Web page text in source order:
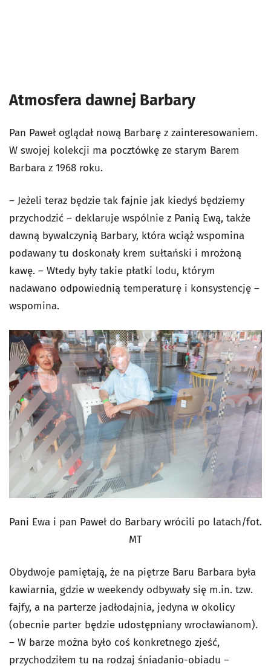
Atmosfera dawnej Barbary
Pan Paweł oglądał nową Barbarę z zainteresowaniem.
W swojej kolekcji ma pocztówkę ze starym Barem
Barbara z 1968 roku.
– Jeżeli teraz będzie tak fajnie jak kiedyś będziemy
przychodzić – deklaruje wspólnie z Panią Ewą, także
dawną bywalczynią Barbary, która wciąż wspomina
podawany tu doskonały krem sułtański i mrożoną
kawę. – Wtedy były takie płatki lodu, którym
nadawano odpowiednią temperaturę i konsystencję –
wspomina.
Pani Ewa i pan Paweł do Barbary wrócili po latach/fot.
MT
Obydwoje pamiętają, że na piętrze Baru Barbara była
kawiarnia, gdzie w weekendy odbywały się m.in. tzw.
fajfy, a na parterze jadłodajnia, jedyna w okolicy
(obecnie parter będzie udostępniany wrocławianom).
– W barze można było coś konkretnego zjeść,
przychodziłem tu na rodzaj śniadanio-obiadu –